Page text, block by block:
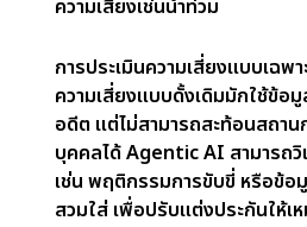
Agentic ทำงาน
ภัยได้อย่างไร